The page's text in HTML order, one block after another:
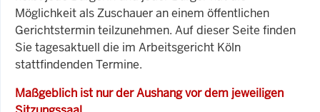
Möglichkeit als Zuschauer an einem öffentlichen
Gerichtstermin teilzunehmen. Auf dieser Seite finden
Sie tagesaktuell die im Arbeitsgericht Köln
stattfindenden Termine.
Maßgeblich ist nur der Aushang vor dem jeweiligen